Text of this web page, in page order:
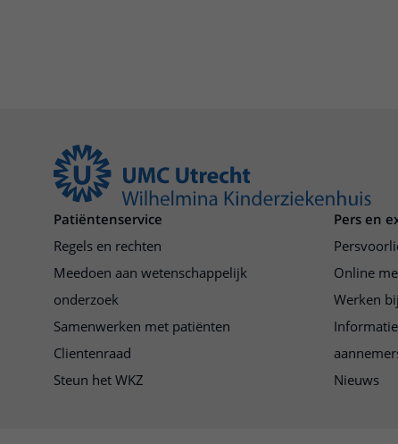
Patiëntenservice
Regels en rechten
Meedoen aan wetenschappelijk
onderzoek
Samenwerken met patiënten
Clientenraad
Steun het WKZ
Pers en
Online
Werken
Nieuws